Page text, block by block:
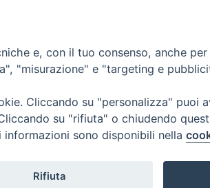
2020 © ARCIDIOCESI DI CHIETI VASTO -
e, con il tuo consenso, anche
"misurazione" e "targeting e
Cliccando su "personalizza" puoi
su "rifiuta" o chiudendo
sono disponibili nella
Rifiuta